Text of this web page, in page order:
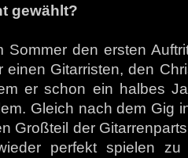
gewählt?
Sommer den ersten
einen Gitarristen, den
er schon ein halbes
Gleich nach dem Gig
Großteil der
perfekt spielen